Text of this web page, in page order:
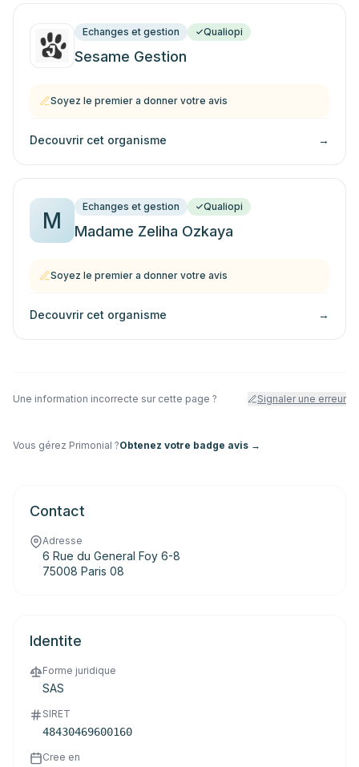
Echanges et gestion Qualiopi
Sesame Gestion
Soyez le premier a donner votre avis
Decouvrir cet organisme →
M
Echanges et gestion Qualiopi
Madame Zeliha Ozkaya
Soyez le premier a donner votre avis
Decouvrir cet organisme →
Une information incorrecte sur cette page ? Signaler une erreur
Vous gérez Primonial ?Obtenez votre badge avis →
Contact
Adresse
6 Rue du General Foy 6-8
75008 Paris 08
Identite
Forme juridique
SAS
SIRET
48430469600160
Cree en